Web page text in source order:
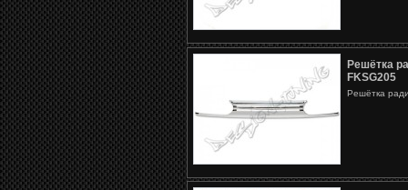
Решётка
FKSG205
Решётка